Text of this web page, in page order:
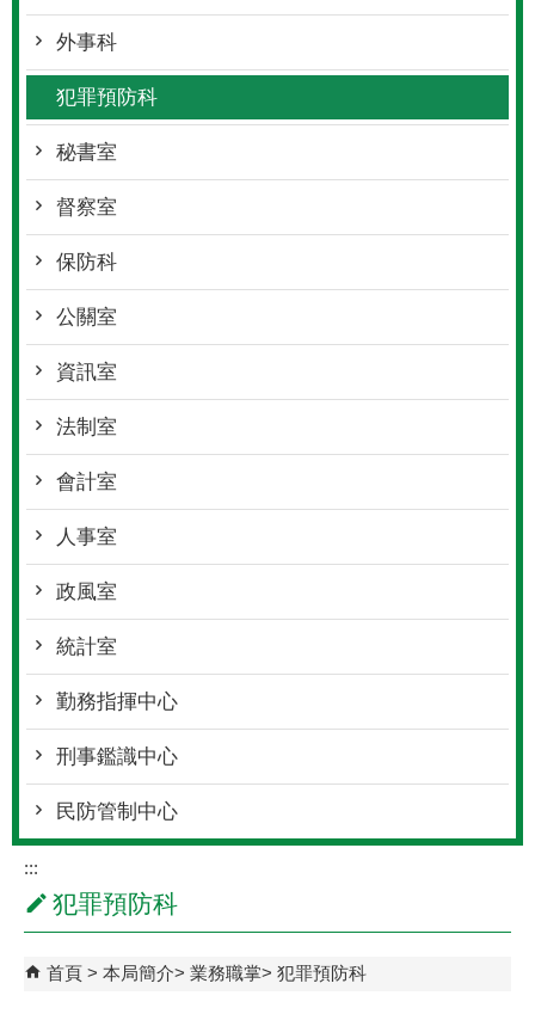
外事科
犯罪預防科
秘書室
督察室
保防科
公關室
資訊室
法制室
會計室
人事室
政風室
統計室
勤務指揮中心
刑事鑑識中心
民防管制中心
:::
犯罪預防科
首頁 本局簡介 業務職掌 犯罪預防科